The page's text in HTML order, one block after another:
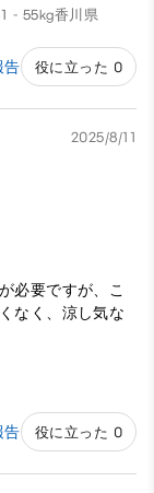
- 55kg香川県
告 役に立った 0
2025/8/11
必要ですが、こ
なく、涼し気な
告 役に立った 0